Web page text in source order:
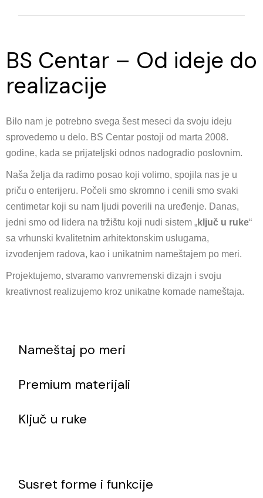
BS Centar – Od ideje do
realizacije
Bilo nam je potrebno svega šest meseci da svoju ideju
sprovedemo u delo. BS Centar postoji od marta 2008.
godine, kada se prijateljski odnos nadogradio poslovnim.
Naša želja da radimo posao koji volimo, spojila nas je u
priču o enterijeru. Počeli smo skromno i cenili smo svaki
centimetar koji su nam ljudi poverili na uređenje. Danas,
jedni smo od lidera na tržištu koji nudi sistem „ključ u ruke“
sa vrhunski kvalitetnim arhitektonskim uslugama,
izvođenjem radova, kao i unikatnim nameštajem po meri.
Projektujemo, stvaramo vanvremenski dizajn i svoju
kreativnost realizujemo kroz unikatne komade nameštaja.
Nameštaj po meri
Premium materijali
Ključ u ruke
Susret forme i funkcije